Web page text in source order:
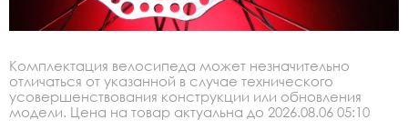
Комплектация велосипеда может незначительно
отличаться от указанной в случае технического
усовершенствования конструкции или обновления
модели. Цена на товар актуальна до 2026.08.06 05:10